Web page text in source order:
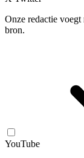
Onze redactie
bron.
YouTube